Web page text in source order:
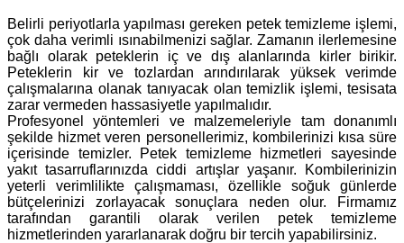
Belirli periyotlarla yapılması gereken petek temizleme işlemi,
çok daha verimli ısınabilmenizi sağlar. Zamanın ilerlemesine
bağlı olarak peteklerin iç ve dış alanlarında kirler birikir.
Peteklerin kir ve tozlardan arındırılarak yüksek verimde
çalışmalarına olanak tanıyacak olan temizlik işlemi, tesisata
zarar vermeden hassasiyetle yapılmalıdır.
Profesyonel yöntemleri ve malzemeleriyle tam donanımlı
şekilde hizmet veren personellerimiz, kombilerinizi kısa süre
içerisinde temizler. Petek temizleme hizmetleri sayesinde
yakıt tasarruflarınızda ciddi artışlar yaşanır. Kombilerinizin
yeterli verimlilikte çalışmaması, özellikle soğuk günlerde
bütçelerinizi zorlayacak sonuçlara neden olur. Firmamız
tarafından garantili olarak verilen petek temizleme
hizmetlerinden yararlanarak doğru bir tercih yapabilirsiniz.